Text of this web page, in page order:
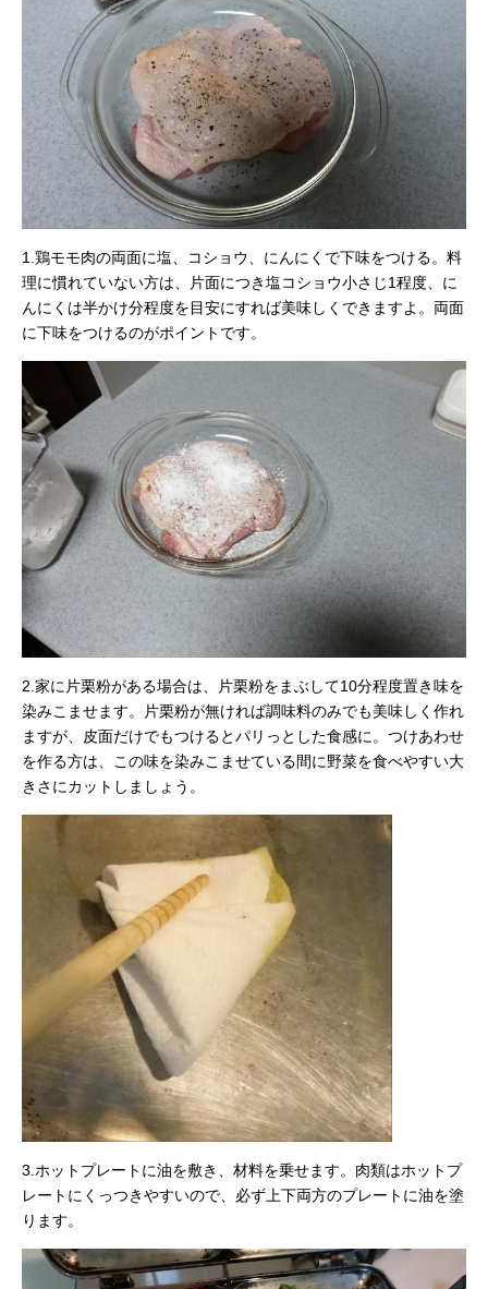
1.鶏モモ肉の両面に塩、コショウ、にんにくで下味をつける。料
理に慣れていない方は、片面につき塩コショウ小さじ1程度、に
んにくは半かけ分程度を目安にすれば美味しくできますよ。両面
に下味をつけるのがポイントです。
2.家に片栗粉がある場合は、片栗粉をまぶして10分程度置き味を
染みこませます。片栗粉が無ければ調味料のみでも美味しく作れ
ますが、皮面だけでもつけるとパリっとした食感に。つけあわせ
を作る方は、この味を染みこませている間に野菜を食べやすい大
きさにカットしましょう。
3.ホットプレートに油を敷き、材料を乗せます。肉類はホットプ
レートにくっつきやすいので、必ず上下両方のプレートに油を塗
ります。